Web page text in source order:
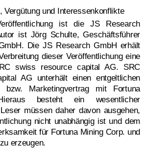
Vergütung und Interessenkonflikte
ist die JS Research
ist Jörg Schulte, Geschäftsführer
Die JS Research GmbH erhält
dieser Veröffentlichung eine
swiss resource capital AG. SRC
AG unterhält einen entgeltlichen
bzw. Marketingvertrag mit Fortuna
besteht ein wesentlicher
müssen daher davon ausgehen,
nicht unabhängig ist und dem
für Fortuna Mining Corp. und
erzeugen.